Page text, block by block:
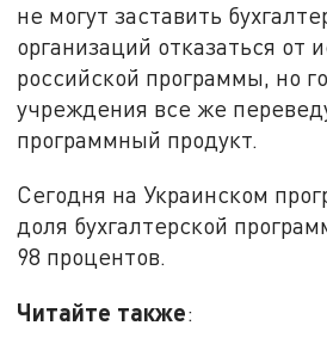
не могут заставить
организаций отказаться от
российской программы, но
учреждения все же
программный продукт.
Сегодня на Украинском
доля бухгалтерской
98 процентов.
Читайте также: